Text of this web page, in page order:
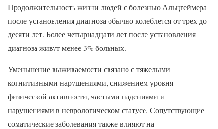
Продолжительность жизни людей с болезнью Альцгеймера
после установления диагноза обычно колеблется от трех до
десяти лет. Более четырнадцати лет после установления
диагноза живут менее 3% больных.
Уменьшение выживаемости связано с тяжелыми
когнитивными нарушениями, снижением уровня
физической активности, частыми падениями и
нарушениями в неврологическом статусе. Сопутствующие
соматические заболевания также влияют на